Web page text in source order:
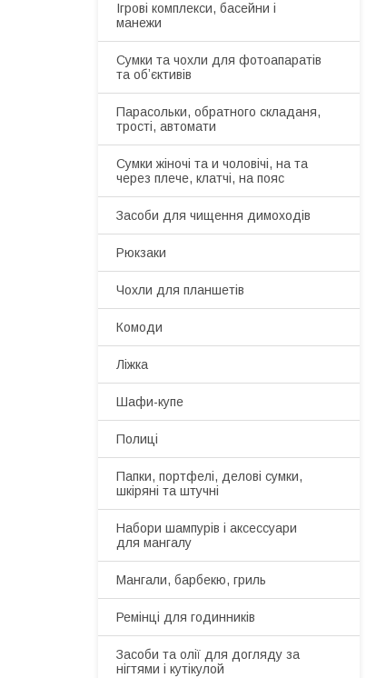
Ігрові комплекси, басейни і
манежи
Сумки та чохли для фотоапаратів
та обʼєктивів
Парасольки, обратного складаня,
трості, автомати
Сумки жіночі та и чоловічі, на та
через плече, клатчі, на пояс
Засоби для чищення димоходів
Рюкзаки
Чохли для планшетів
Комоди
Ліжка
Шафи-купе
Полиці
Папки, портфелі, делові сумки,
шкіряні та штучні
Набори шампурів і аксессуари
для мангалу
Мангали, барбекю, гриль
Ремінці для годинників
Засоби та олії для догляду за
нігтями і кутікулой